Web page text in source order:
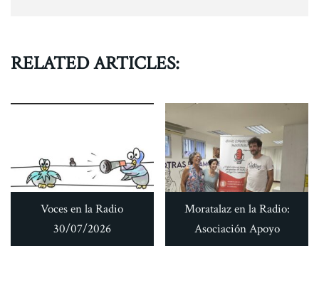
RELATED ARTICLES:
Voces en la Radio
30/07/2026
Moratalaz en la Radio:
Asociación Apoyo